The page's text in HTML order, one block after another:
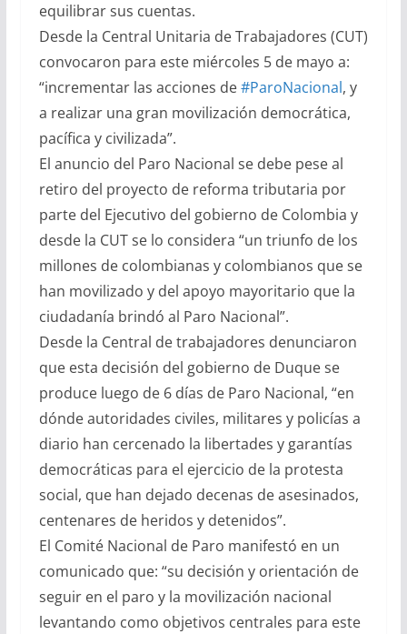
equilibrar sus cuentas.
Desde la Central Unitaria de Trabajadores (CUT)
convocaron para este miércoles 5 de mayo a:
“incrementar las acciones de#ParoNacional, y
a realizar una gran movilización democrática,
pacífica y civilizada”.
El anuncio del Paro Nacional se debe pese al
retiro del proyecto de reforma tributaria por
parte del Ejecutivo del gobierno de Colombia y
desde la CUT se lo considera “un triunfo de los
millones de colombianas y colombianos que se
han movilizado y del apoyo mayoritario que la
ciudadanía brindó al Paro Nacional”.
Desde la Central de trabajadores denunciaron
que esta decisión del gobierno de Duque se
produce luego de 6 días de Paro Nacional, “en
dónde autoridades civiles, militares y policías a
diario han cercenado la libertades y garantías
democráticas para el ejercicio de la protesta
social, que han dejado decenas de asesinados,
centenares de heridos y detenidos”.
El Comité Nacional de Paro manifestó en un
comunicado que: “su decisión y orientación de
seguir en el paro y la movilización nacional
levantando como objetivos centrales para este